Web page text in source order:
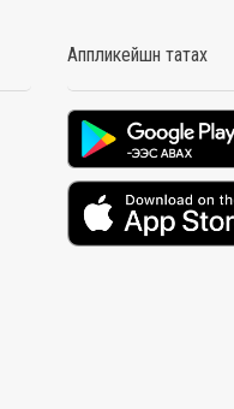
Аппликейшн татах